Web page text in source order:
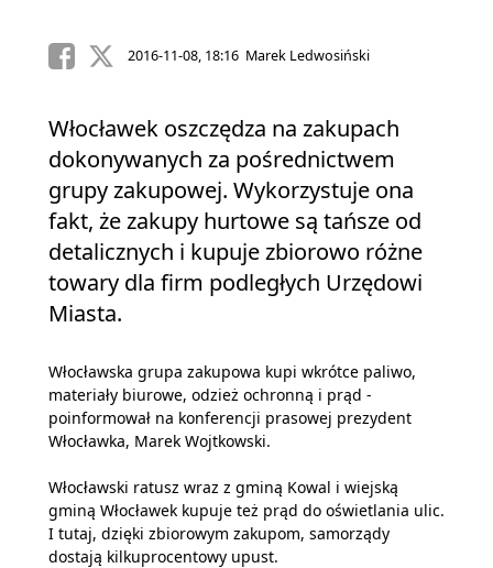
2016-11-08, 18:16 Marek Ledwosiński
Włocławek oszczędza na zakupach
dokonywanych za pośrednictwem
grupy zakupowej. Wykorzystuje ona
fakt, że zakupy hurtowe są tańsze od
detalicznych i kupuje zbiorowo różne
towary dla firm podległych Urzędowi
Miasta.
Włocławska grupa zakupowa kupi wkrótce paliwo,
materiały biurowe, odzież ochronną i prąd -
poinformował na konferencji prasowej prezydent
Włocławka, Marek Wojtkowski.
Włocławski ratusz wraz z gminą Kowal i wiejską
gminą Włocławek kupuje też prąd do oświetlania ulic.
I tutaj, dzięki zbiorowym zakupom, samorządy
dostają kilkuprocentowy upust.